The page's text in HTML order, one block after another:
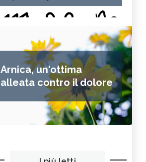
Arnica, un'ottima
alleata contro il dolore